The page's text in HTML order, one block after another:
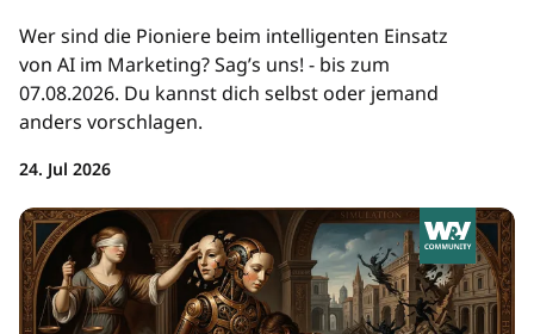
Wer sind die Pioniere beim intelligenten Einsatz
von AI im Marketing? Sag’s uns! - bis zum
07.08.2026. Du kannst dich selbst oder jemand
anders vorschlagen.
24. Jul 2026